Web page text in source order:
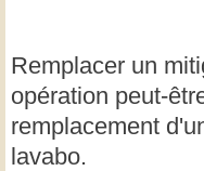
Remplacer un
opération peut-
remplacement
lavabo.